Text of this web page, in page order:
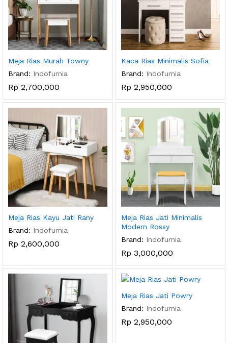
Meja Rias Murah Towny
Brand: Indofurnia
Rp 2,700,000
Kaca Rias Minimalis Sofia
Brand: Indofurnia
Rp 2,950,000
Meja Rias Kayu Jati Rany
Brand: Indofurnia
Rp 2,600,000
Meja Rias Jati Minimalis
Modern Rossy
Brand: Indofurnia
Rp 3,000,000
Meja Rias Jati Powry
Brand: Indofurnia
Rp 2,950,000